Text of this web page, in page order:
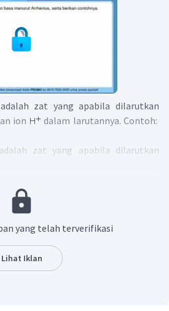
zat yang apabila dilarutkan
ion
dalam larutannya. Contoh:
zat yang apabila dilarutkan
menurut Arrhenius yaitu zat
, sedangkan basa yaitu zat yang
larutannya.
yang telah terverifikasi
Lihat Iklan